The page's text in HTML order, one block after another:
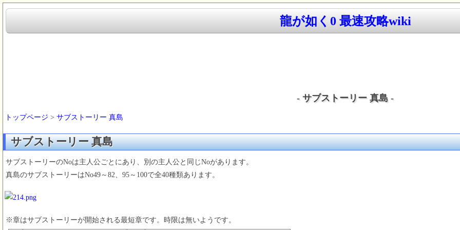
龍が如く0 最速攻略wiki
- サブストーリー 真島 -
トップページ > サブストーリー 真島
サブストーリー 真島
サブストーリーのNoは主人公ごとにあり、別の主人公と同じNoがあります。
真島のサブストーリーはNo49～82、95～100で全40種類あります。
※章はサブストーリーが開始される最短章です。時限は無いようです。